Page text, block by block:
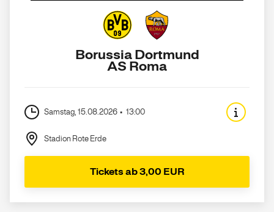
Borussia Dortmund
AS Roma
Samstag, 15.08.2026 13:00
Stadion Rote Erde
Tickets ab 3,00 EUR